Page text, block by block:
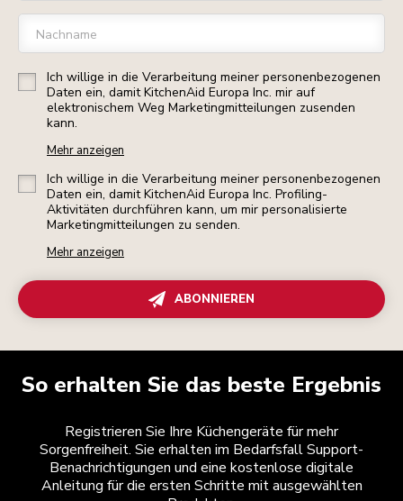
Nachname
Ich willige in die Verarbeitung meiner personenbezogenen
Daten ein, damit KitchenAid Europa Inc. mir auf
elektronischem Weg Marketingmitteilungen zusenden
kann.
Mehr anzeigen
Ich willige in die Verarbeitung meiner personenbezogenen
Daten ein, damit KitchenAid Europa Inc. Profiling-
Aktivitäten durchführen kann, um mir personalisierte
Marketingmitteilungen zu senden.
Mehr anzeigen
ABONNIEREN
So erhalten Sie das beste Ergebnis
Registrieren Sie Ihre Küchengeräte für mehr
Sorgenfreiheit. Sie erhalten im Bedarfsfall Support-
Benachrichtigungen und eine kostenlose digitale
Anleitung für die ersten Schritte mit ausgewählten